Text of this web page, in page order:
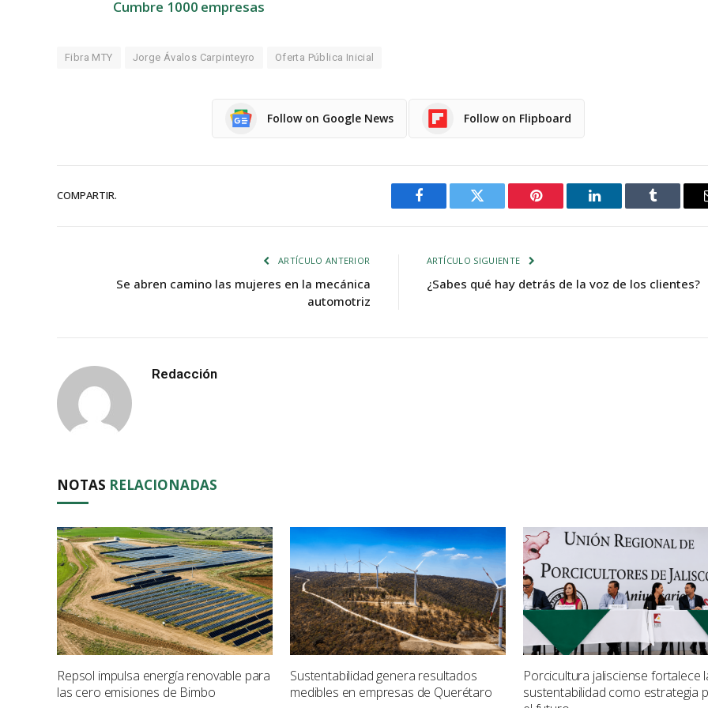
Cumbre 1000 empresas
Fibra MTY Jorge Ávalos Carpinteyro Oferta Pública Inicial
Follow on Google News Follow on Flipboard
COMPARTIR.
Facebook Twitter Pinterest LinkedIn Tumblr
ARTÍCULO ANTERIOR
Se abren camino las mujeres en la mecánica
automotriz
ARTÍCULO SIGUIENTE
¿Sabes qué hay detrás de la voz de los clientes?
Redacción
NOTAS RELACIONADAS
Repsol impulsa energía renovable para
las cero emisiones de Bimbo
Sustentabilidad genera resultados
medibles en empresas de Querétaro
Porcicultura jalisciense fortalece
sustentabilidad como estrategia